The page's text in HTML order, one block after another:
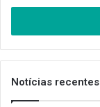
seu
de
email
Notícias recentes